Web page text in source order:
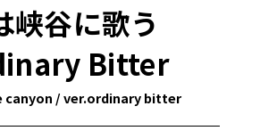
峡谷に歌う
Bitter
canyon / ver.ordinary bitter